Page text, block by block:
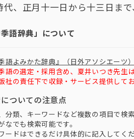
代、正月十一日から十三日ま
季語辞典」について
語よみかた辞典』（日外アソシエーツ）
語の選定・採用含め、夏井いつき先生
社の責任下で収録・サービス提供して
ついての注意点
分類、キーワードなど複数の項目で検
なでも検索可能です。
ードはできるだけ具体的に記入してくだ